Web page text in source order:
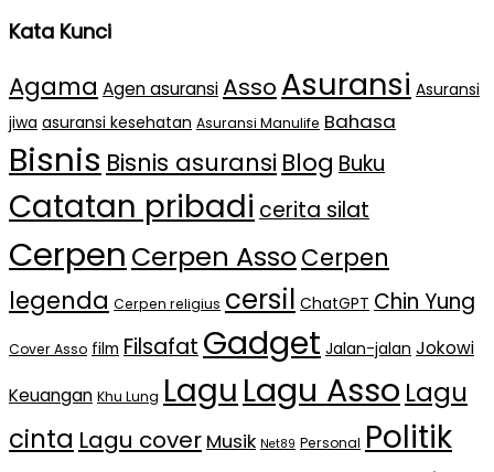
Kata Kunci
Agama Agen asuransiAsso Asuransi Asuransi
jiwa asuransi kesehatan Asuransi Manulife Bahasa
Bisnis Bisnis asuransi Blog Buku
Catatan pribadi cerita silat
Cerpen Cerpen AssoCerpen
legenda Cerpen religius cersil ChatGPT Chin Yung
Cover Asso film Filsafat Gadget Jalan-jalan Jokowi
Keuangan Khu Lung Lagu Lagu Asso Lagu
cinta Lagu cover Musik Net89 Personal Politik